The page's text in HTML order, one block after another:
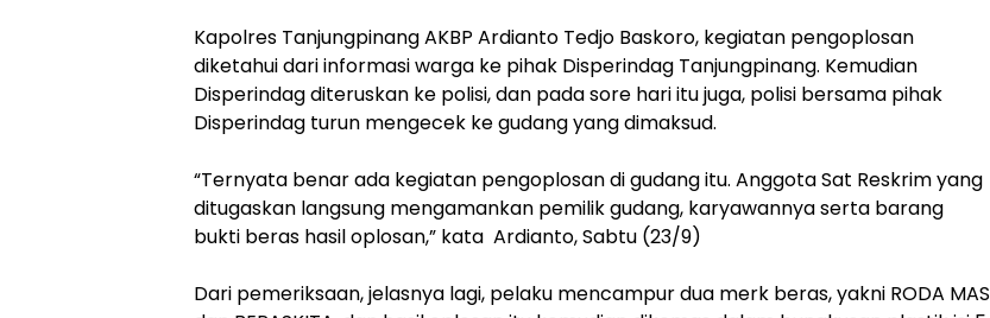
Kapolres Tanjungpinang AKBP Ardianto Tedjo Baskoro, kegiatan pengoplosan
diketahui dari informasi warga ke pihak Disperindag Tanjungpinang. Kemudian
Disperindag diteruskan ke polisi, dan pada sore hari itu juga, polisi bersama pihak
Disperindag turun mengecek ke gudang yang dimaksud.
“Ternyata benar ada kegiatan pengoplosan di gudang itu. Anggota Sat Reskrim yang
ditugaskan langsung mengamankan pemilik gudang, karyawannya serta barang
bukti beras hasil oplosan,” kata Ardianto, Sabtu (23/9)
Dari pemeriksaan, jelasnya lagi, pelaku mencampur dua merk beras, yakni RODA MAS